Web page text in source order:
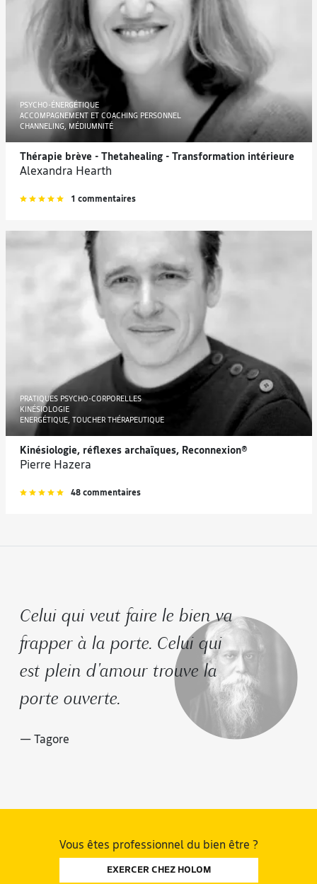
PSYCHO-ÉNERGÉTIQUE
ACCOMPAGNEMENT ET COACHING PERSONNEL
CHANNELING, MÉDIUMNITÉ
Thérapie brève - Thetahealing - Transformation intérieure
Alexandra Hearth
1 commentaires
PRATIQUES PSYCHO-CORPORELLES
KINÉSIOLOGIE
ENERGÉTIQUE, TOUCHER THÉRAPEUTIQUE
Kinésiologie, réflexes archaïques, Reconnexion®
Pierre Hazera
48 commentaires
Celui qui veut faire le bien va
frapper à la porte. Celui qui
est plein d'amour trouve la
porte ouverte.
— Tagore
Vous êtes professionnel du bien être ?
EXERCER CHEZ HOLOM